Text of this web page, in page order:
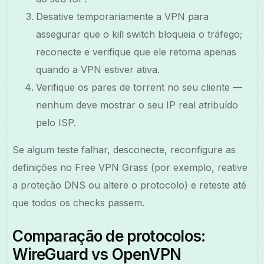
Desative temporariamente a VPN para
assegurar que o kill switch bloqueia o tráfego;
reconecte e verifique que ele retoma apenas
quando a VPN estiver ativa.
Verifique os pares de torrent no seu cliente —
nenhum deve mostrar o seu IP real atribuído
pelo ISP.
Se algum teste falhar, desconecte, reconfigure as
definições no Free VPN Grass (por exemplo, reative
a proteção DNS ou altere o protocolo) e reteste até
que todos os checks passem.
Comparação de protocolos:
WireGuard vs OpenVPN